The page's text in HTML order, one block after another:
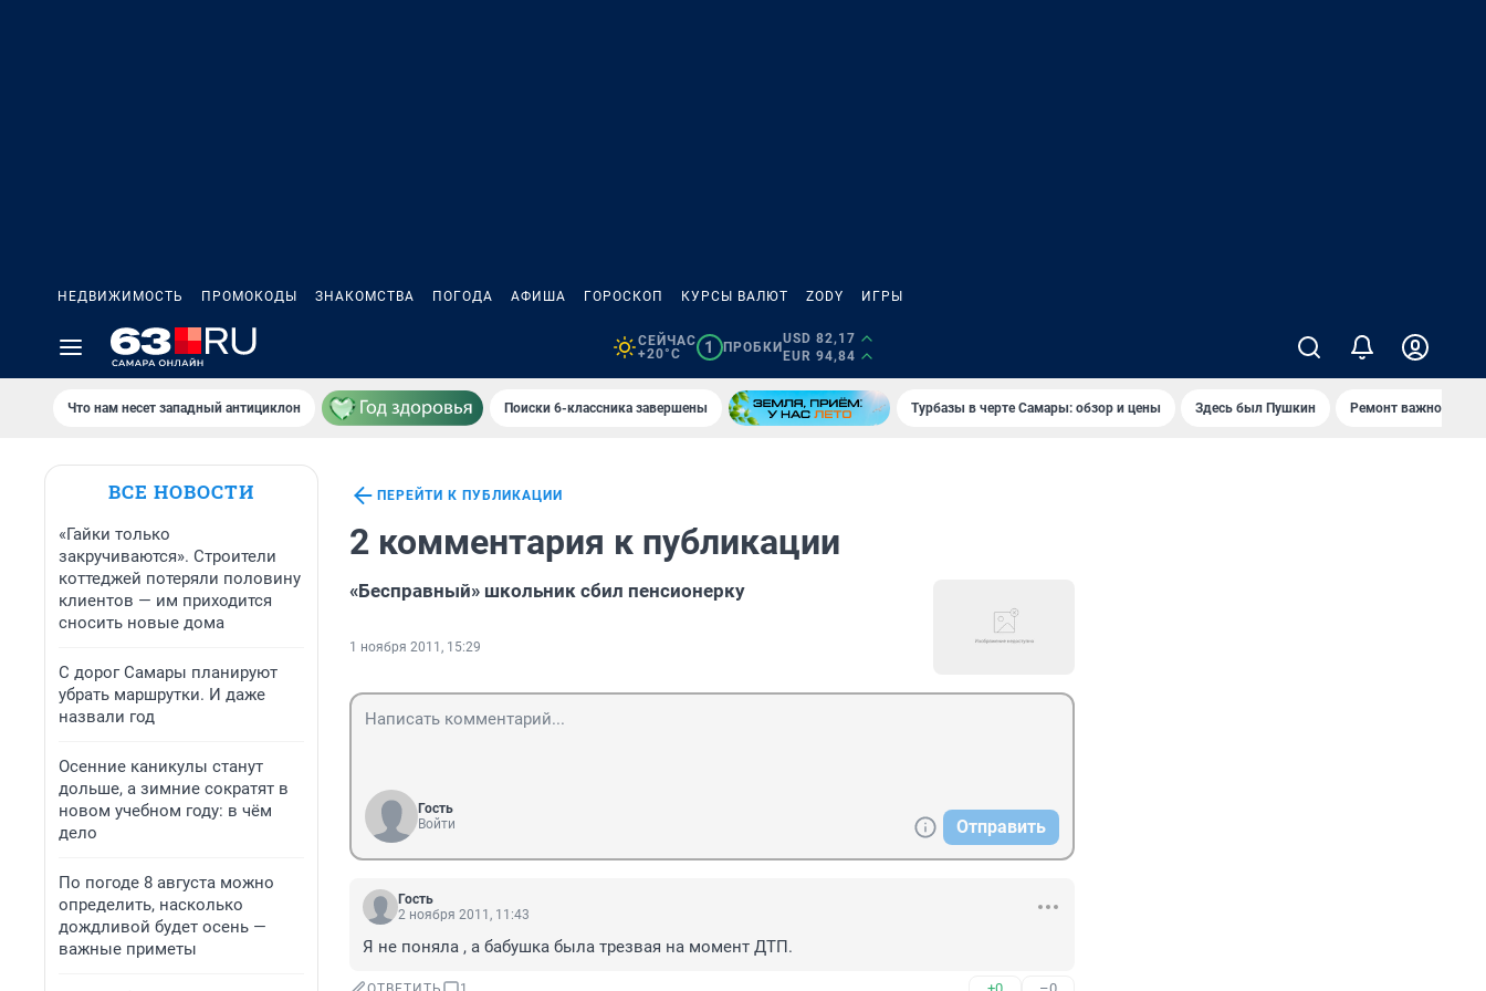
НЕДВИЖИМОСТЬ ПРОМОКОДЫ ЗНАКОМСТВА ПОГОДА АФИША ГОРОСКОП КУРСЫ ВАЛЮТ ZODY ИГРЫ
СЕЙЧАС
+20°C
1 ПРОБКИ
USD 82,17
EUR 94,84
Что нам несет западный антициклон Поиски 6-классника завершены Турбазы в черте Самары: обзор и цены Здесь был Пушкин Ремонт важного
ВСЕ НОВОСТИ
«Гайки только
закручиваются». Строители
коттеджей потеряли половину
клиентов — им приходится
сносить новые дома
С дорог Самары планируют
убрать маршрутки. И даже
назвали год
Осенние каникулы станут
дольше, а зимние сократят в
новом учебном году: в чём
дело
По погоде 8 августа можно
определить, насколько
дождливой будет осень —
важные приметы
ПЕРЕЙТИ К ПУБЛИКАЦИИ
2 комментария к публикации
«Бесправный» школьник сбил пенсионерку
1 ноября 2011, 15:29
Гость
Войти
Отправить
Гость
2 ноября 2011, 11:43
Я не поняла , а бабушка была трезвая на момент ДТП.